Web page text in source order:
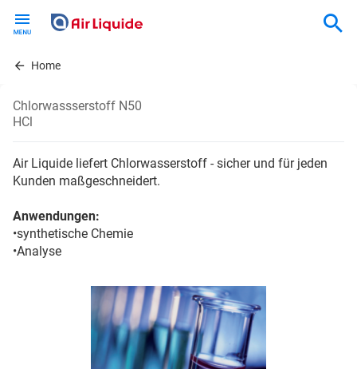
contentHome
Chlorwassserstoff N50
HCl
Air Liquide liefert Chlorwasserstoff - sicher und für jeden
Kunden maßgeschneidert.
Anwendungen:
•synthetische Chemie
•Analyse